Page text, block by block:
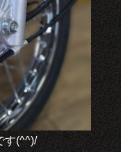
す(^^)/